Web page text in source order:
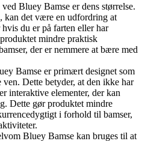
Bluey Bamse er dens størrelse.
kan det være en udfordring at
du er på farten eller har
mindre praktisk
der er nemmere at bære med
Bamse er primært designet som
ven. Dette betyder, at den ikke har
interaktive elementer, der kan
Dette gør produktet mindre
i forhold til bamser,
Bluey Bamse kan bruges til at